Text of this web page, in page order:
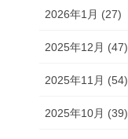
2026年1月 (27)
2025年12月 (47)
2025年11月 (54)
2025年10月 (39)